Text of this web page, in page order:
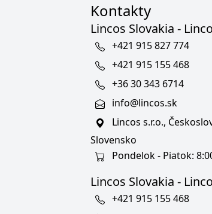
Kontakty
Lincos Slovakia -
+421 915 827 774
+421 915 155 468
+36 30 343 6714
info@lincos.sk
Lincos s.r.o.,
Slovensko
Pondelok - Piatok:
Lincos Slovakia -
+421 915 155 468